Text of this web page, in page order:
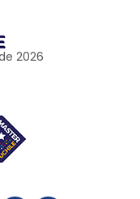
2026